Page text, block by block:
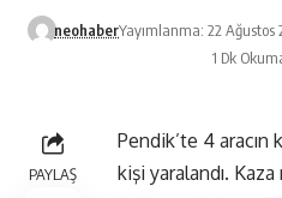
neohaberYayımlanma: 22 Ağustos
1 Dk
PAYLAŞ
Pendik’te 4 aracın
kişi yaralandı.